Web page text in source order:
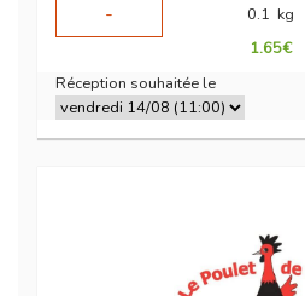
-
0.1 kg
1.65€
Réception souhaitée le